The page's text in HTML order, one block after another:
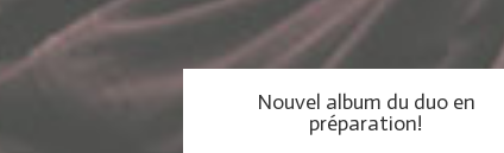
Nouvel album du duo en
préparation!